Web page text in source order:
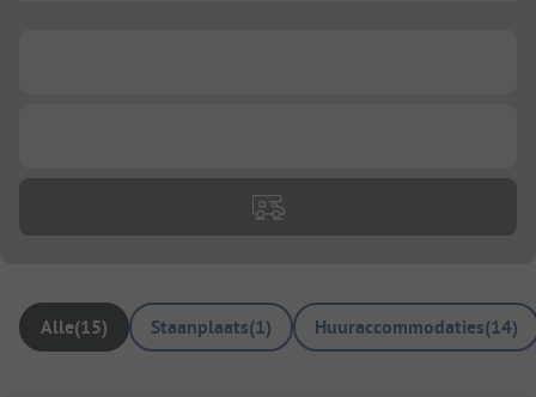
Alle(15) Staanplaats(1) Huuraccommodaties(14)